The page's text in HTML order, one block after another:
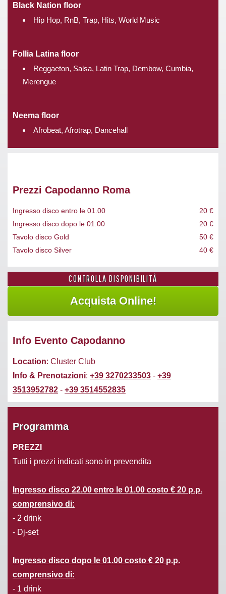
Black Nation floor
Hip Hop, RnB, Trap, Hits, World Music
Follia Latina floor
Reggaeton, Salsa, Latin Trap, Dembow, Cumbia,
Merengue
Neema floor
Afrobeat, Afrotrap, Dancehall
Prezzi Capodanno Roma
Ingresso disco entro le 01.00
20 €
Ingresso disco dopo le 01.00
20 €
Tavolo disco Gold
50 €
Tavolo disco Silver
40 €
CONTROLLA DISPONIBILITÀ
Info Evento Capodanno
Location: Cluster Club
Info & Prenotazioni: +39 3270233503 - +39
3513952782 - +39 3514552835
Programma
PREZZI
Tutti i prezzi indicati sono in prevendita
Ingresso disco 22.00 entro le 01.00 costo € 20 p.p.
comprensivo di:
- 2 drink
- Dj-set
Ingresso disco dopo le 01.00 costo € 20 p.p.
comprensivo di:
- 1 drink